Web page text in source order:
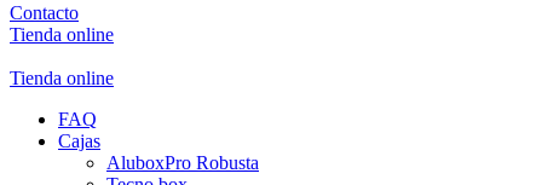
Contacto
Tienda online
Tienda online
FAQ
Cajas
AluboxPro Robusta